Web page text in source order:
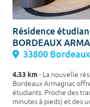
Résidence
BORDEAUX
33800 Bordeaux
4.33 km- La nouvelle
Bordeaux Armagnac
étudiants. Proche des
minutes à pieds) et des